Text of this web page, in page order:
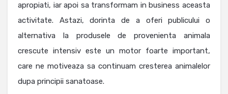
apropiati, iar apoi sa transformam in business aceasta
activitate. Astazi, dorinta de a oferi publicului o
alternativa la produsele de provenienta animala
crescute intensiv este un motor foarte important,
care ne motiveaza sa continuam cresterea animalelor
dupa principii sanatoase.